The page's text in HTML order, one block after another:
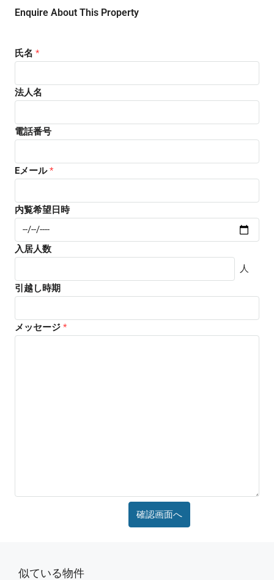
Enquire About This Property
氏名 *
法人名
電話番号
Eメール*
内覧希望日時
入居人数
人
引越し時期
メッセージ *
似ている物件